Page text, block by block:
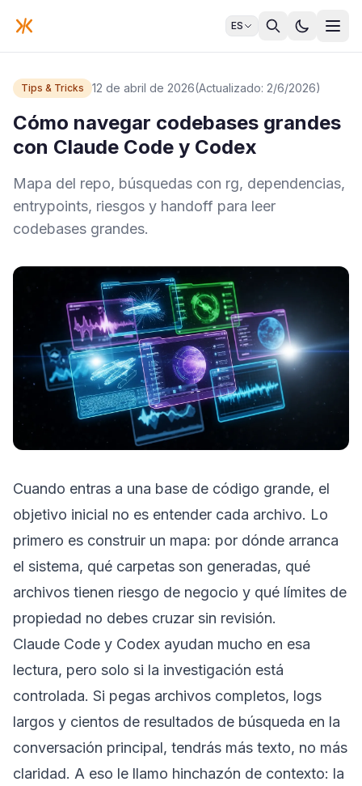
ES
Tips & Tricks 12 de abril de 2026(Actualizado: 2/6/2026)
Cómo navegar codebases grandes
con Claude Code y Codex
Mapa del repo, búsquedas con rg, dependencias,
entrypoints, riesgos y handoff para leer
codebases grandes.
Cuando entras a una base de código grande, el
objetivo inicial no es entender cada archivo. Lo
primero es construir un mapa: por dónde arranca
el sistema, qué carpetas son generadas, qué
archivos tienen riesgo de negocio y qué límites de
propiedad no debes cruzar sin revisión.
Claude Code y Codex ayudan mucho en esa
lectura, pero solo si la investigación está
controlada. Si pegas archivos completos, logs
largos y cientos de resultados de búsqueda en la
conversación principal, tendrás más texto, no más
claridad. A eso le llamo hinchazón de contexto: la